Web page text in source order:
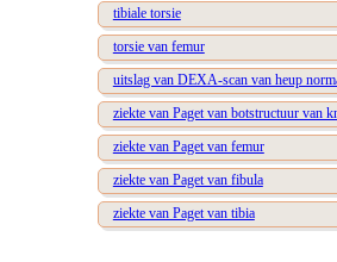
tibiale torsie
torsie van femur
uitslag van DEXA-scan van heup
ziekte van Paget van botstructuur van
ziekte van Paget van femur
ziekte van Paget van fibula
ziekte van Paget van tibia